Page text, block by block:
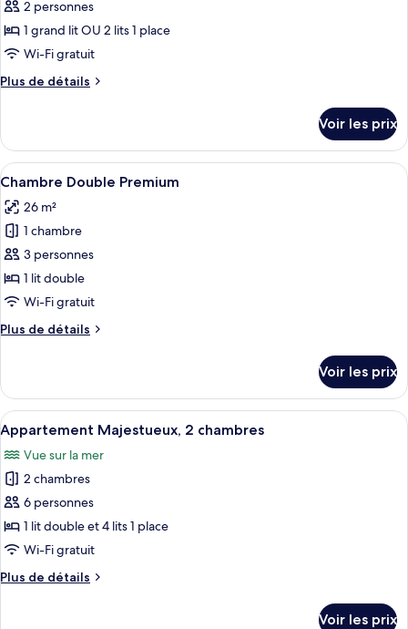
ce
type
de
chambre :
Chambre
2 personnes
1 grand lit OU 2 lits 1 place
Wi-Fi gratuit
Plus de détails
Plus
le
type
de
Chambre
Double
Voir les prix
Afficher
toutes
les
photos
pour
ce
type
chambre :
Premium
Une chambre d’hôtel moderne
5
Chambre Double Premium
26 m²
1 chambre
3 personnes
1 lit double
Wi-Fi gratuit
Plus de détails
Plus
le
type
de
chambre
Chambre
Double
Voir les prix
Afficher
toutes
les
photos
pour
ce
type
chambre :
Appartement Majestueux, 2
5
Appartement Majestueux, 2 chambres
Vue sur la mer
2 chambres
6 personnes
1 lit double et 4 lits 1 place
Wi-Fi gratuit
Plus de détails
Plus
Voir les prix